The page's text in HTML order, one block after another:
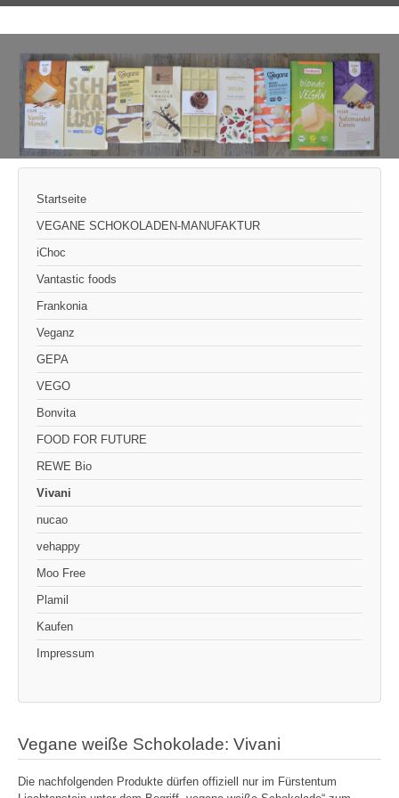
Startseite
VEGANE SCHOKOLADEN-MANUFAKTUR
iChoc
Vantastic foods
Frankonia
Veganz
GEPA
VEGO
Bonvita
FOOD FOR FUTURE
REWE Bio
Vivani
nucao
vehappy
Moo Free
Plamil
Kaufen
Impressum
Vegane weiße Schokolade: Vivani
Die nachfolgenden Produkte dürfen offiziell nur im Fürstentum